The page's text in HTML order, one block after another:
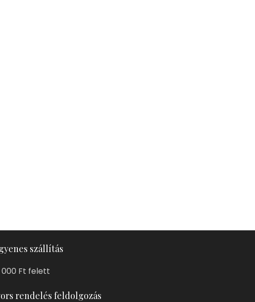
szállítás
000 Ft felett
rendelés feldolgozás